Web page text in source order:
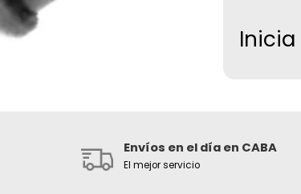
Envíos en el día en CABA
El mejor servicio